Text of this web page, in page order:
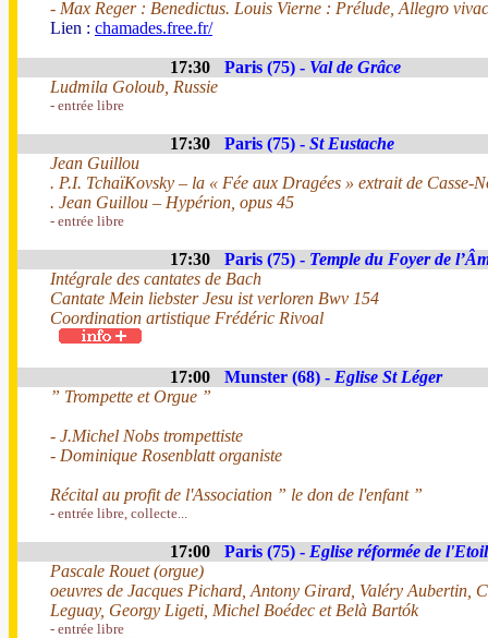
- Max Reger : Benedictus. Louis Vierne : Prélude, Allegro
Lien : chamades.free.fr/
17:30 Paris (75) - Val de Grâce
Ludmila Goloub, Russie
- entrée libre
17:30 Paris (75) - St Eustache
Jean Guillou
. P.I. TchaïKovsky – la « Fée aux Dragées » extrait de Casse-
. Jean Guillou – Hypérion, opus 45
- entrée libre
17:30 Paris (75) - Temple du Foyer de
Intégrale des cantates de Bach
Cantate Mein liebster Jesu ist verloren Bwv 154
Coordination artistique Frédéric Rivoal
17:00 Munster (68) - Eglise St Léger
” Trompette et Orgue ”
- J.Michel Nobs trompettiste
- Dominique Rosenblatt organiste
Récital au profit de l'Association ” le don de l'enfant ”
- entrée libre, collecte...
17:00 Paris (75) - Eglise réformée de
Pascale Rouet (orgue)
oeuvres de Jacques Pichard, Antony Girard, Valéry Aubertin,
Leguay, Georgy Ligeti, Michel Boédec et Belà Bartók
- entrée libre